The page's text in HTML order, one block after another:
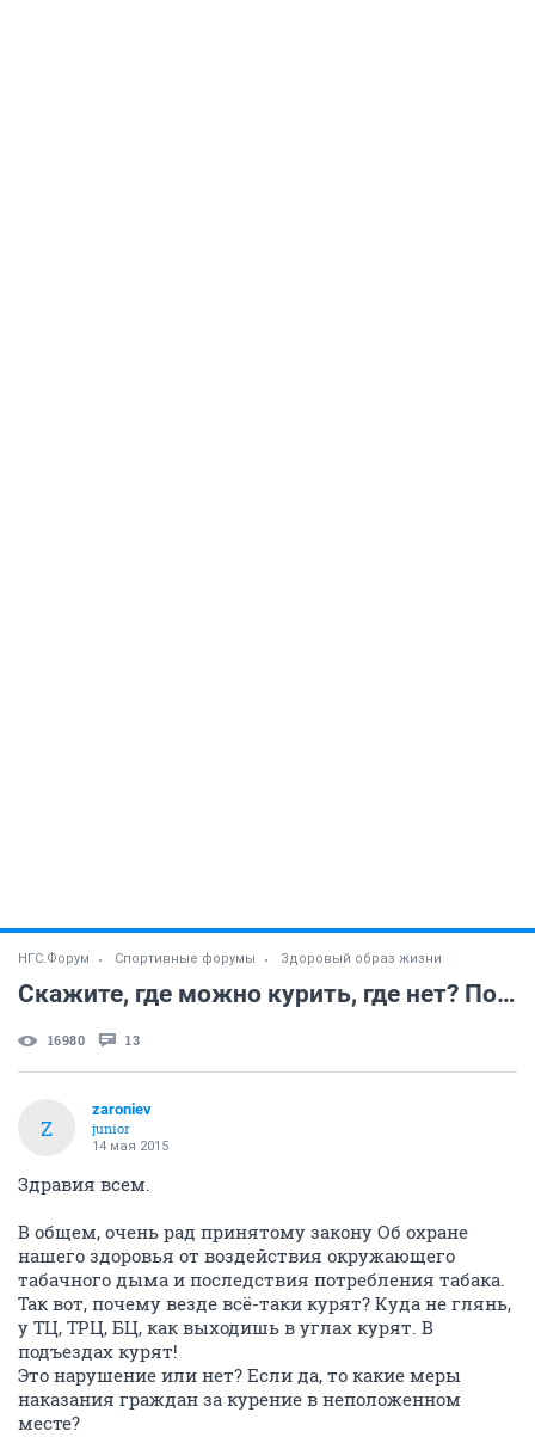
НГС.Форум Спортивные форумы Здоровый образ жизни
Скажите, где можно курить, где нет? Почему у БЦ, ТРЦ, ТЦ везде курят?
16980 13
Z
zaroniev
junior
14 мая 2015
Здравия всем.
В общем, очень рад принятому закону Об охране
нашего здоровья от воздействия окружающего
табачного дыма и последствия потребления табака.
Так вот, почему везде всё-таки курят? Куда не глянь,
у ТЦ, ТРЦ, БЦ, как выходишь в углах курят. В
подъездах курят!
Это нарушение или нет? Если да, то какие меры
наказания граждан за курение в неположенном
месте?